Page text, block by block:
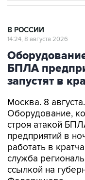
В РОССИИ
14:24, 8 августа 2026
БПЛА
запустят в
Москва. 8
Оборудование,
строя атакой
предприятий в
работать в
служба
ссылкой на